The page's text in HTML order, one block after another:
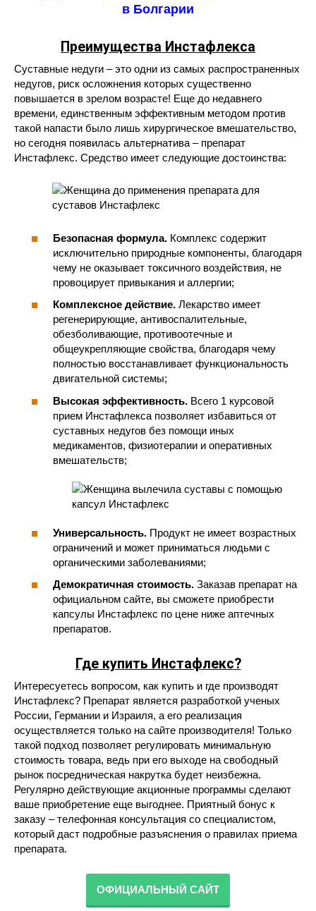
в Болгарии
Преимущества Инстафлекса
Суставные недуги – это одни из самых распространенных
недугов, риск осложнения которых существенно
повышается в зрелом возрасте! Еще до недавнего
времени, единственным эффективным методом против
такой напасти было лишь хирургическое вмешательство,
но сегодня появилась альтернатива – препарат
Инстафлекс. Средство имеет следующие достоинства:
Безопасная формула. Комплекс содержит
исключительно природные компоненты, благодаря
чему не оказывает токсичного воздействия, не
провоцирует привыкания и аллергии;
Комплексное действие. Лекарство имеет
регенерирующие, антивоспалительные,
обезболивающие, противоотечные и
общеукрепляющие свойства, благодаря чему
полностью восстанавливает функциональность
двигательной системы;
Высокая эффективность. Всего 1 курсовой
прием Инстафлекса позволяет избавиться от
суставных недугов без помощи иных
медикаментов, физиотерапии и оперативных
вмешательств;
Универсальность. Продукт не имеет возрастных
ограничений и может приниматься людьми с
органическими заболеваниями;
Демократичная стоимость. Заказав препарат на
официальном сайте, вы сможете приобрести
капсулы Инстафлекс по цене ниже аптечных
препаратов.
Где купить Инстафлекс?
Интересуетесь вопросом, как купить и где производят
Инстафлекс? Препарат является разработкой ученых
России, Германии и Израиля, а его реализация
осуществляется только на сайте производителя! Только
такой подход позволяет регулировать минимальную
стоимость товара, ведь при его выходе на свободный
рынок посредническая накрутка будет неизбежна.
Регулярно действующие акционные программы сделают
ваше приобретение еще выгоднее. Приятный бонус к
заказу – телефонная консультация со специалистом,
который даст подробные разъяснения о правилах приема
препарата.
ОФИЦИАЛЬНЫЙ САЙТ